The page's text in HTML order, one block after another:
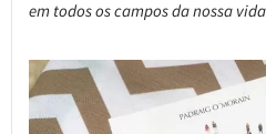
em todos os campos da nossa